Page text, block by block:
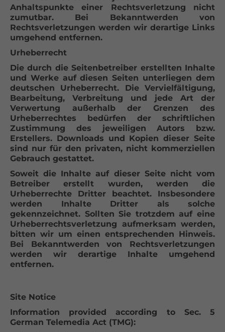
Anhaltspunkte einer Rechtsverletzung nicht
zumutbar. Bei Bekanntwerden von
Rechtsverletzungen werden wir derartige Links
umgehend entfernen.
Urheberrecht
Die durch die Seitenbetreiber erstellten Inhalte
und Werke auf diesen Seiten unterliegen dem
deutschen Urheberrecht. Die Vervielfältigung,
Bearbeitung, Verbreitung und jede Art der
Verwertung außerhalb der Grenzen des
Urheberrechtes bedürfen der schriftlichen
Zustimmung des jeweiligen Autors bzw.
Erstellers. Downloads und Kopien dieser Seite
sind nur für den privaten, nicht kommerziellen
Gebrauch gestattet.
Soweit die Inhalte auf dieser Seite nicht vom
Betreiber erstellt wurden, werden die
Urheberrechte Dritter beachtet. Insbesondere
werden Inhalte Dritter als solche
gekennzeichnet. Sollten Sie trotzdem auf eine
Urheberrechtsverletzung aufmerksam werden,
bitten wir um einen entsprechenden Hinweis.
Bei Bekanntwerden von Rechtsverletzungen
werden wir derartige Inhalte umgehend
entfernen.
Site Notice
Information provided according to Sec. 5
German Telemedia Act (TMG):